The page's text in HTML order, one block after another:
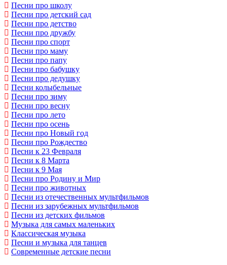
Песни про школу
Песни про детский сад
Песни про детство
Песни про дружбу
Песни про спорт
Песни про маму
Песни про папу
Песни про бабушку
Песни про дедушку
Песни колыбельные
Песни про зиму
Песни про весну
Песни про лето
Песни про осень
Песни про Новый год
Песни про Рождество
Песни к 23 Февраля
Песни к 8 Марта
Песни к 9 Мая
Песни про Родину и Мир
Песни про животных
Песни из отечественных мультфильмов
Песни из зарубежных мультфильмов
Песни из детских фильмов
Музыка для самых маленьких
Классическая музыка
Песни и музыка для танцев
Современные детские песни